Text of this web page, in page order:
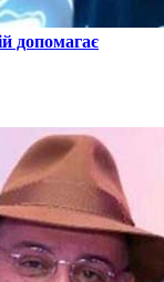
допомагає